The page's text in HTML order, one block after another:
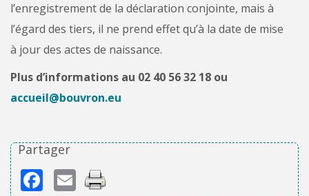
l’enregistrement de la déclaration conjointe, mais à
l’égard des tiers, il ne prend effet qu’à la date de mise
à jour des actes de naissance.
Plus d’informations au 02 40 56 32 18 ou
accueil@bouvron.eu
Partager
Facebook
Email